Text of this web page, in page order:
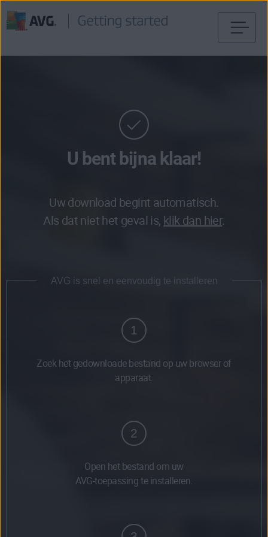
U bent bijna klaar!
Uw download begint automatisch.
Als dat niet het geval is, klik dan hier.
AVG is snel en eenvoudig te installeren
1
Zoek het gedownloade bestand op uw browser of
apparaat.
2
Open het bestand om uw
AVG-toepassing te installeren.